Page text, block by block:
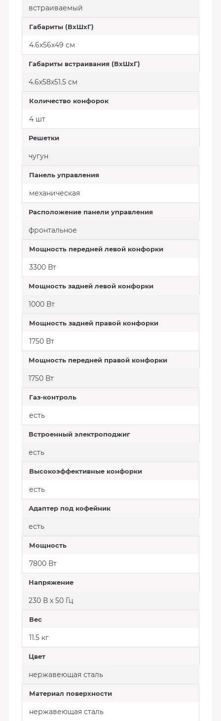
встраиваемый
Габариты (ВхШхГ)
4.6х56х49 см
Габариты встраивания (ВхШхГ)
4.6x58x51.5 см
Количество конфорок
4 шт
Решетки
чугун
Панель управления
механическая
Расположение панели управления
фронтальное
Мощность передней левой конфорки
3300 Вт
Мощность задней левой конфорки
1000 Вт
Мощность задней правой конфорки
1750 Вт
Мощность передней правой конфорки
1750 Вт
Газ-контроль
есть
Встроенный электроподжиг
есть
Высокоэффективные конфорки
есть
Адаптер под кофейник
есть
Мощность
7800 Вт
Напряжение
230 В х 50 Гц
Вес
11.5 кг
Цвет
нержавеющая сталь
Материал поверхности
нержавеющая сталь